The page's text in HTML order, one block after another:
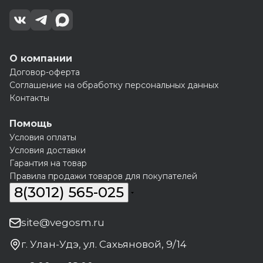
О компании
Договор-оферта
Соглашение на обработку персональных данных
Контакты
Помощь
Условия оплаты
Условия доставки
Гарантия на товар
Правила продажи товаров для покупателей
8(3012) 565-025
site@vegosm.ru
г. Улан-Удэ, ул. Сахьяновой, 9/14